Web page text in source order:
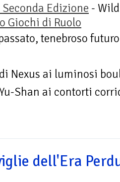
Seconda Edizione -
Giochi di Ruolo
tenebroso futuro
Nexus ai luminosi
Shan ai contorti
dell'Era